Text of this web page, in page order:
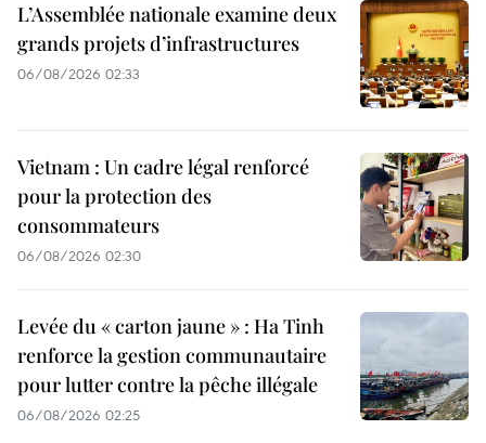
L’Assemblée nationale examine deux
grands projets d’infrastructures
06/08/2026 02:33
Vietnam : Un cadre légal renforcé
pour la protection des
consommateurs
06/08/2026 02:30
Levée du « carton jaune » : Ha Tinh
renforce la gestion communautaire
pour lutter contre la pêche illégale
06/08/2026 02:25